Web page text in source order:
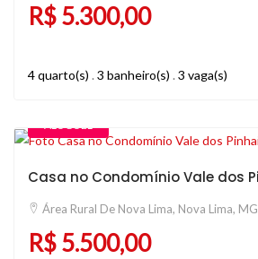
R$ 5.300,00
4 quarto(s) . 3 banheiro(s) . 3 vaga(s)
ALUGUEL
Área Rural De Nova Lima, Nova Lima, MG
R$ 5.500,00